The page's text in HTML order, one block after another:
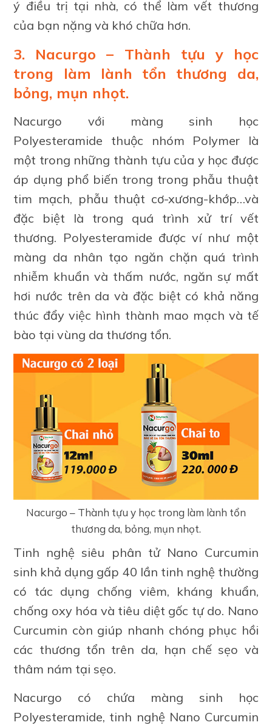
ý điều trị tại nhà, có thể làm vết thương
của bạn nặng và khó chữa hơn.
3. Nacurgo – Thành tựu y học
trong làm lành tổn thương da,
bỏng, mụn nhọt.
Nacurgo với màng sinh học
Polyesteramide thuộc nhóm Polymer là
một trong những thành tựu của y học được
áp dụng phổ biến trong trong phẫu thuật
tim mạch, phẫu thuật cơ-xương-khớp…và
đặc biệt là trong quá trình xử trí vết
thương. Polyesteramide được ví như một
màng da nhân tạo ngăn chặn quá trình
nhiễm khuẩn và thấm nước, ngăn sự mất
hơi nước trên da và đặc biệt có khả năng
thúc đẩy việc hình thành mao mạch và tế
bào tại vùng da thương tổn.
Nacurgo – Thành tựu y học trong làm lành tổn
thương da, bỏng, mụn nhọt.
Tinh nghệ siêu phân tử Nano Curcumin
sinh khả dụng gấp 40 lần tinh nghệ thường
có tác dụng chống viêm, kháng khuẩn,
chống oxy hóa và tiêu diệt gốc tự do. Nano
Curcumin còn giúp nhanh chóng phục hồi
các thương tổn trên da, hạn chế sẹo và
thâm nám tại sẹo.
Nacurgo có chứa màng sinh học
Polyesteramide, tinh nghệ Nano Curcumin